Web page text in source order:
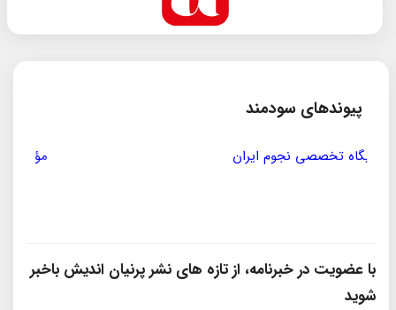
پیوندهای سودمند
مؤسسه ی پژوهشی حکمت و فلسفه ی ایران
با عضویت در خبرنامه، از تازه‌ های نشر پرنیان‌ اندیش باخبر
شوید